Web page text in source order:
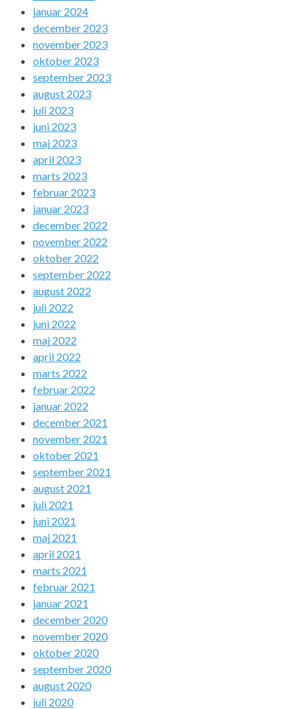
januar 2024
december 2023
november 2023
oktober 2023
september 2023
august 2023
juli 2023
juni 2023
maj 2023
april 2023
marts 2023
februar 2023
januar 2023
december 2022
november 2022
oktober 2022
september 2022
august 2022
juli 2022
juni 2022
maj 2022
april 2022
marts 2022
februar 2022
januar 2022
december 2021
november 2021
oktober 2021
september 2021
august 2021
juli 2021
juni 2021
maj 2021
april 2021
marts 2021
februar 2021
januar 2021
december 2020
november 2020
oktober 2020
september 2020
august 2020
juli 2020